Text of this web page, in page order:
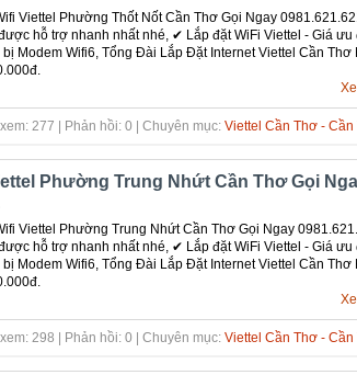
Viettel Phường Thốt Nốt Cần Thơ Gọi Ngay
hỗ trợ nhanh nhất nhé, ✔ ‎Lắp đặt WiFi Viettel - Giá ưu
Modem Wifi6, Tổng Đài Lắp Đặt Internet Viettel Cần Thơ
277 | Phản hồi: 0 | Chuyên mục: Viettel Cần Thơ - Cần
Phường Trung Nhứt Cần Thơ Gọi
Viettel Phường Trung Nhứt Cần Thơ Gọi Ngay
hỗ trợ nhanh nhất nhé, ✔ ‎Lắp đặt WiFi Viettel - Giá ưu
Modem Wifi6, Tổng Đài Lắp Đặt Internet Viettel Cần Thơ
298 | Phản hồi: 0 | Chuyên mục: Viettel Cần Thơ - Cần